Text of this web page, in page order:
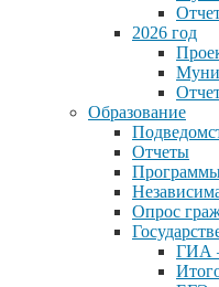
2026 год
Образование
Отчеты
Опрос
ГИА